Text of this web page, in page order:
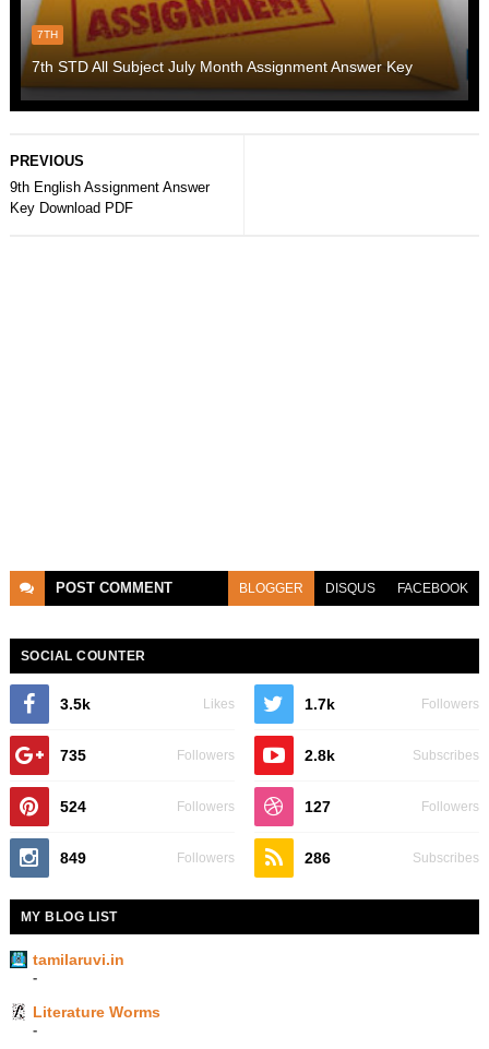
7TH
7th STD All Subject July Month Assignment Answer Key
PREVIOUS
9th English Assignment Answer
Key Download PDF
POST COMMENT BLOGGER DISQUS FACEBOOK
SOCIAL COUNTER
3.5k Likes 1.7k Followers
735 Followers 2.8k Subscribes
524 Followers 127 Followers
849 Followers 286 Subscribes
MY BLOG LIST
tamilaruvi.in
-
Literature Worms
-